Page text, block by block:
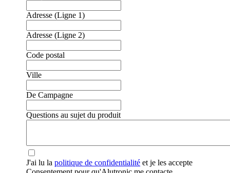
Adresse (Ligne 1)
Adresse (Ligne 2)
Code postal
Ville
De Campagne
Questions au sujet du produit
J'ai lu lapolitique de confidentialité et je les accepte